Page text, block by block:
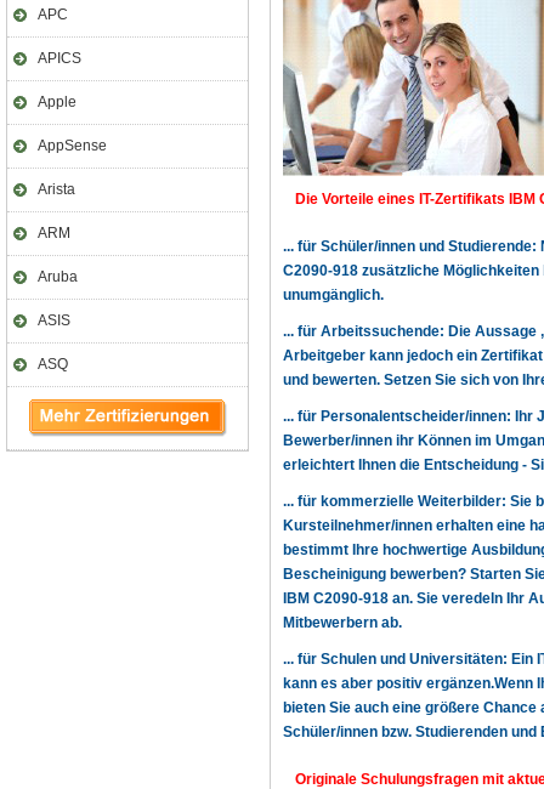
APC
APICS
Apple
AppSense
Arista
ARM
Aruba
ASIS
ASQ
Die Vorteile eines IT-Zertifikats IBM
... für Schüler/innen und
C2090-918 zusätzliche
unumgänglich.
... für Arbeitssuchende: Die Aussage
Arbeitgeber kann jedoch ein
und bewerten. Setzen Sie sich von
... für Personalentscheider/innen: Ihr
Bewerber/innen ihr Können im
erleichtert Ihnen die Entscheidung -
... für kommerzielle Weiterbilder: Sie
Kursteilnehmer/innen erhalten eine
bestimmt Ihre hochwertige
Bescheinigung bewerben? Starten
IBM C2090-918 an. Sie veredeln Ihr
Mitbewerbern ab.
... für Schulen und Universitäten: Ein
kann es aber positiv
bieten Sie auch eine größere
Schüler/innen bzw. Studierenden
Originale Schulungsfragen mit